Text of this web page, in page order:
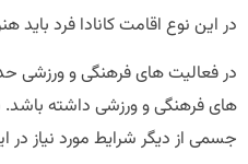
در این نوع اقامت کانادا فرد باید
های فرهنگی و ورزشی داشته باشد.
جسمی از دیگر شرایط مورد نیاز